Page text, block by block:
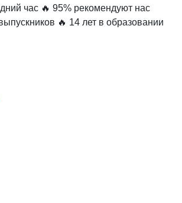
час 🔥 95% рекомендуют нас
🔥 14 лет в образовании